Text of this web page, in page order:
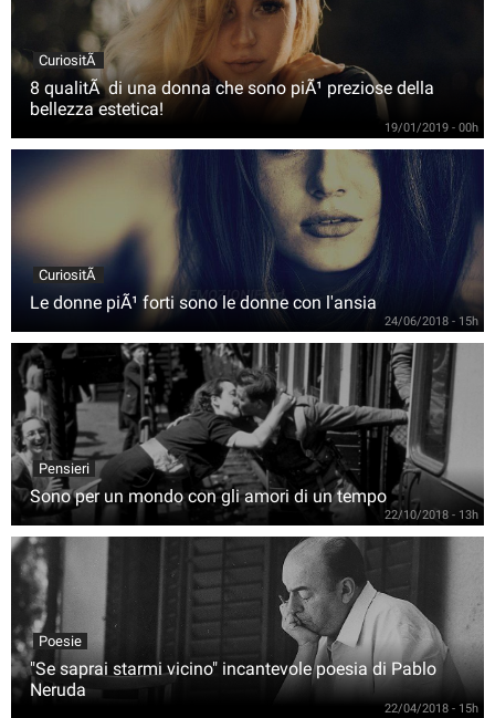
CuriositÃ
8 qualitÃ di una donna che sono piÃ¹ preziose della
bellezza estetica!
19/01/2019 - 00h
CuriositÃ
Le donne piÃ¹ forti sono le donne con l'ansia
24/06/2018 - 15h
Pensieri
Sono per un mondo con gli amori di un tempo
22/10/2018 - 13h
Poesie
"Se saprai starmi vicino" incantevole poesia di Pablo
Neruda
22/04/2018 - 15h